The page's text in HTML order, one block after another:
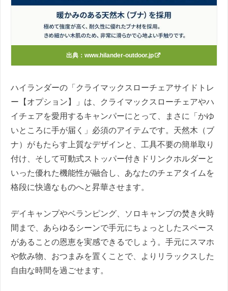
出典： www.hilander-outdoor.jp
ハイランダーの「クライマックスローチェアサイドトレ
ー【オプション】」は、クライマックスローチェアやハ
イチェアを愛用するキャンパーにとって、まさに「かゆ
いところに手が届く」必須のアイテムです。天然木（ブ
ナ）がもたらす上質なデザインと、工具不要の簡単取り
付け、そして可動式ストッパー付きドリンクホルダーと
いった優れた機能性が融合し、あなたのチェアタイムを
格段に快適なものへと昇華させます。
デイキャンプやベランピング、ソロキャンプの焚き火時
間まで、あらゆるシーンで手元にちょっとしたスペース
があることの恩恵を実感できるでしょう。手元にスマホ
や飲み物、おつまみを置くことで、よりリラックスした
自由な時間を過ごせます。